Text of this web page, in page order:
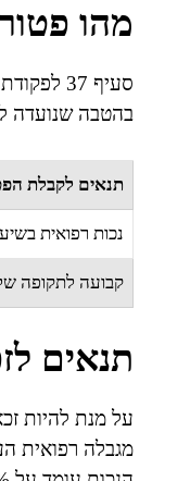
מהו פטור
סעיף
בהטבה שנועדה
תנאים לקבלת
נכות רפואית בשיעור 90%
קבועה לתקופה של 184 ימים
תנאים
מגבלה רפואית